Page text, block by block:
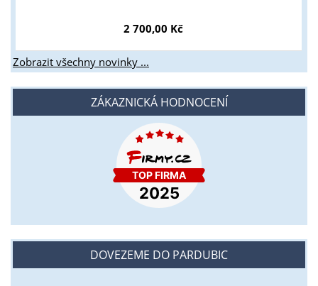
2 700,00 Kč
Zobrazit všechny novinky ...
ZÁKAZNICKÁ HODNOCENÍ
DOVEZEME DO PARDUBIC